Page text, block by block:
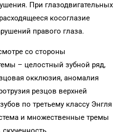
При глазодвигательных
косоглазие
правого глаза.
со стороны
– целостный зубной ряд,
окклюзия, аномалия
резцов верхней
по третьему классу Энгля
и множественные тремы